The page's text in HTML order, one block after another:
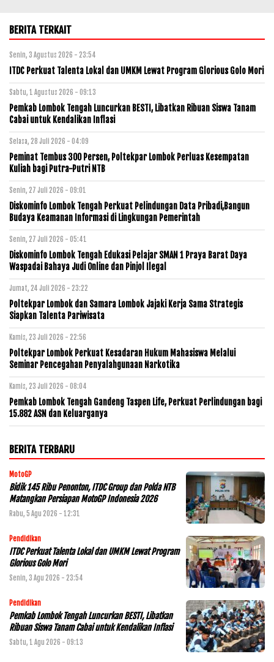
BERITA TERKAIT
Senin, 3 Agustus 2026 - 23:54
ITDC Perkuat Talenta Lokal dan UMKM Lewat Program Glorious Golo Mori
Sabtu, 1 Agustus 2026 - 09:13
Pemkab Lombok Tengah Luncurkan BESTI, Libatkan Ribuan Siswa Tanam
Cabai untuk Kendalikan Inflasi
Selasa, 28 Juli 2026 - 04:09
Peminat Tembus 300 Persen, Poltekpar Lombok Perluas Kesempatan
Kuliah bagi Putra-Putri NTB
Senin, 27 Juli 2026 - 09:01
Diskominfo Lombok Tengah Perkuat Pelindungan Data Pribadi,Bangun
Budaya Keamanan Informasi di Lingkungan Pemerintah
Senin, 27 Juli 2026 - 05:41
Diskominfo Lombok Tengah Edukasi Pelajar SMAN 1 Praya Barat Daya
Waspadai Bahaya Judi Online dan Pinjol Ilegal
Jumat, 24 Juli 2026 - 23:22
Poltekpar Lombok dan Samara Lombok Jajaki Kerja Sama Strategis
Siapkan Talenta Pariwisata
Kamis, 23 Juli 2026 - 22:56
Poltekpar Lombok Perkuat Kesadaran Hukum Mahasiswa Melalui
Seminar Pencegahan Penyalahgunaan Narkotika
Kamis, 23 Juli 2026 - 08:04
Pemkab Lombok Tengah Gandeng Taspen Life, Perkuat Perlindungan bagi
15.882 ASN dan Keluarganya
BERITA TERBARU
MotoGP
Bidik 145 Ribu Penonton, ITDC Group dan Polda NTB
Matangkan Persiapan MotoGP Indonesia 2026
Rabu, 5 Agu 2026 - 12:31
Pendidikan
ITDC Perkuat Talenta Lokal dan UMKM Lewat Program
Glorious Golo Mori
Senin, 3 Agu 2026 - 23:54
Pendidikan
Pemkab Lombok Tengah Luncurkan BESTI, Libatkan
Ribuan Siswa Tanam Cabai untuk Kendalikan Inflasi
Sabtu, 1 Agu 2026 - 09:13